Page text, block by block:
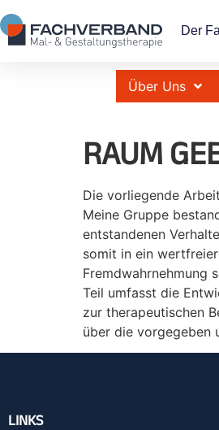
Der
Über Uns
RAUM
Die vorliegende
Meine Gruppe
entstandenen
somit in ein
Fremdwahrnehmung
Teil umfasst die
zur therapeutischen
über die vorgegeben
LINKS